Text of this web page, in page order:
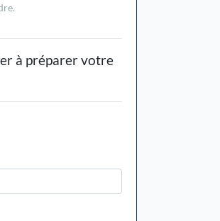
à préparer votre